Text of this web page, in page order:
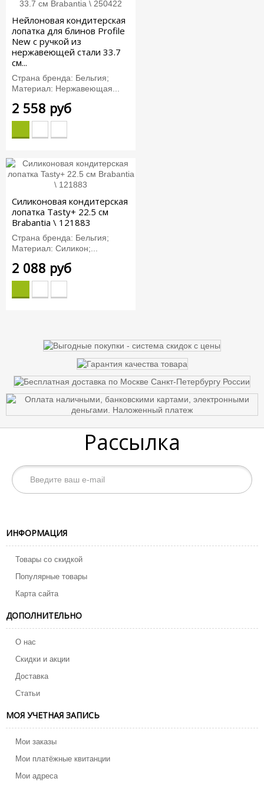
Нейлоновая кондитерская
лопатка для блинов Profile
New с ручкой из
нержавеющей стали 33.7
см...
Страна бренда: Бельгия;
Материал: Нержавеющая...
2 558 руб
Силиконовая кондитерская
лопатка Tasty+ 22.5 см
Brabantia \ 121883
Страна бренда: Бельгия;
Материал: Силикон;...
2 088 руб
Рассылка
ИНФОРМАЦИЯ
Товары со скидкой
Популярные товары
Карта сайта
ДОПОЛНИТЕЛЬНО
О нас
Скидки и акции
Доставка
Статьи
МОЯ УЧЕТНАЯ ЗАПИСЬ
Мои заказы
Мои платёжные квитанции
Мои адреса